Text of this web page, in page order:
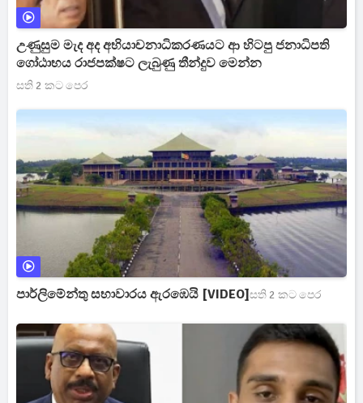
උණුසුම මැද අද අභියාචනාධිකරණයට ආ හිටපු ජනාධිපති
ගෝඨාභය රාජපක්ෂට ලැබුණු තීන්දුව මෙන්න
සති 2 කට පෙර
පාර්ලිමේන්තු සභාවාරය ඇරඹෙයි [VIDEO]සති 2 කට පෙර